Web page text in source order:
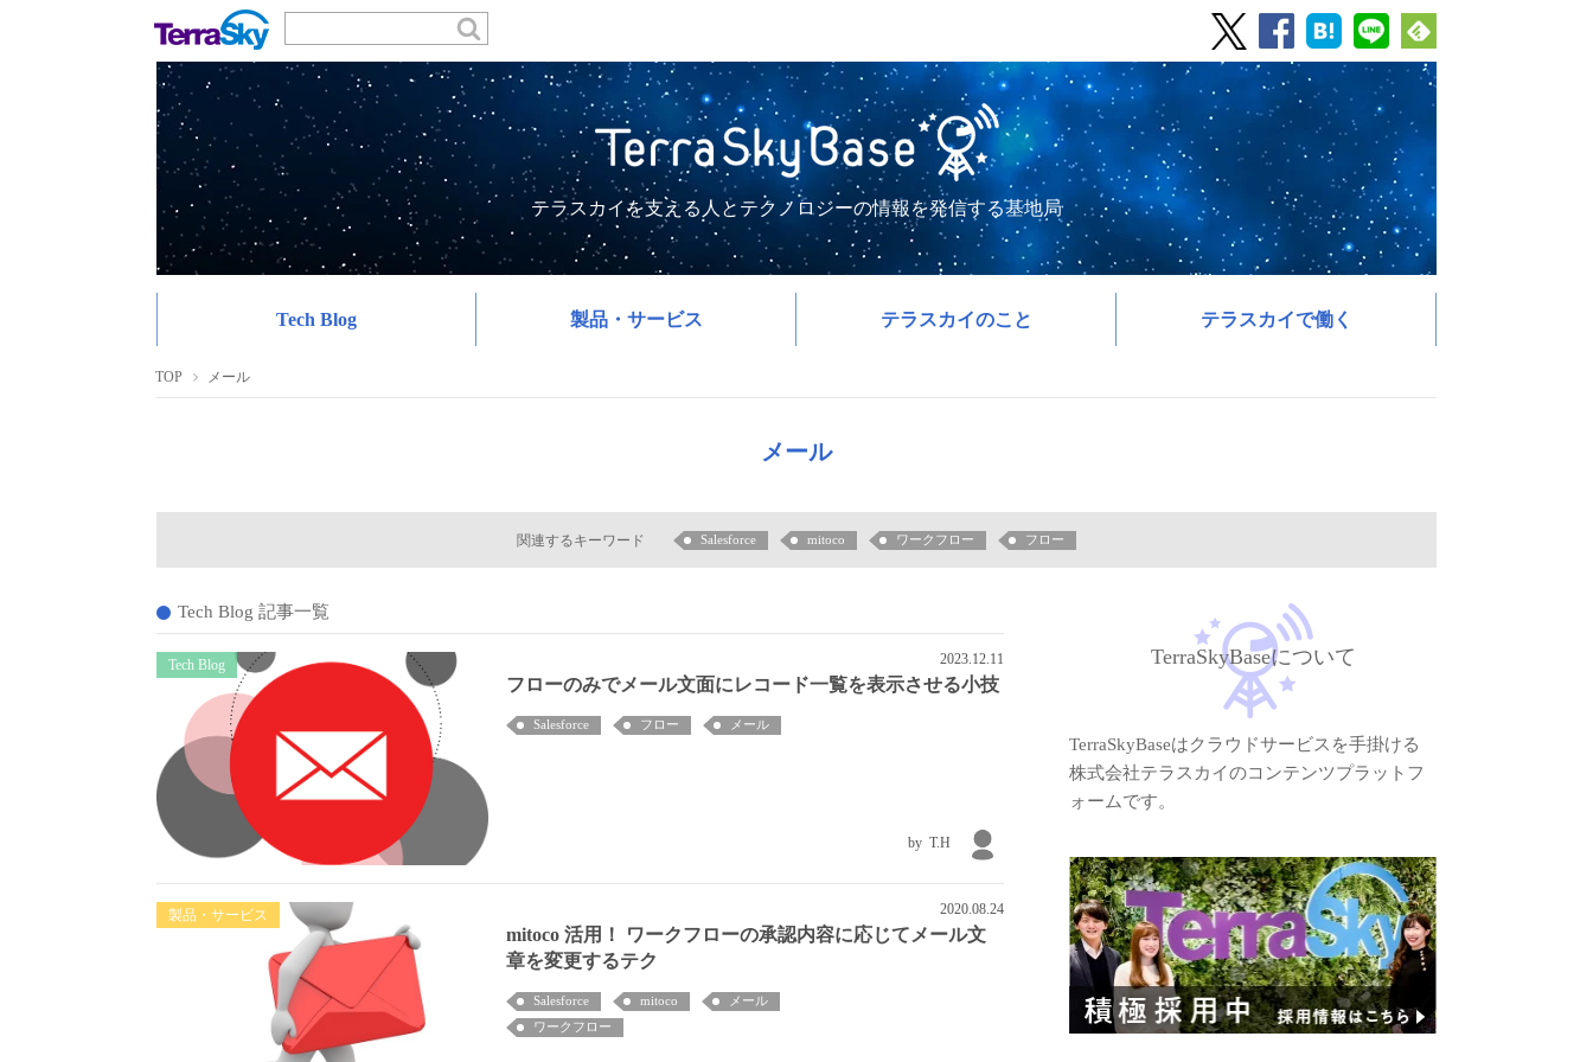
テラスカイを支える人とテクノロジーの情報を発信する基地局
Tech Blog 製品・サービス テラスカイのこと テラスカイで働く
TOP メール
メール
関連するキーワード Salesforce mitoco ワークフロー フロー
Tech Blog 記事一覧
Tech Blog 2023.12.11
フローのみでメール文面にレコード一覧を表示させる小技
Salesforce フロー メール
T.H
製品・サービス 2020.08.24
mitoco 活用！ ワークフローの承認内容に応じてメール文
章を変更するテク
Salesforce mitoco
メール
ワークフロー
TerraSkyBaseについて
TerraSkyBaseはクラウドサービスを手掛ける
株式会社テラスカイのコンテンツプラットフ
ォームです。